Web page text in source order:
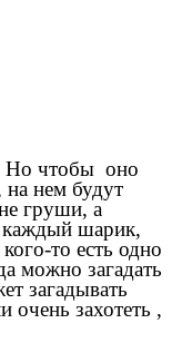
Но чтобы оно
нем будут
груши, а
каждый шарик,
то есть одно
можно загадать
загадывать
захотеть ,